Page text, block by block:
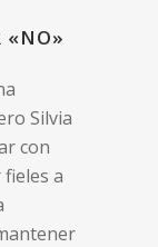
«NO»
Silvia
con
fieles a